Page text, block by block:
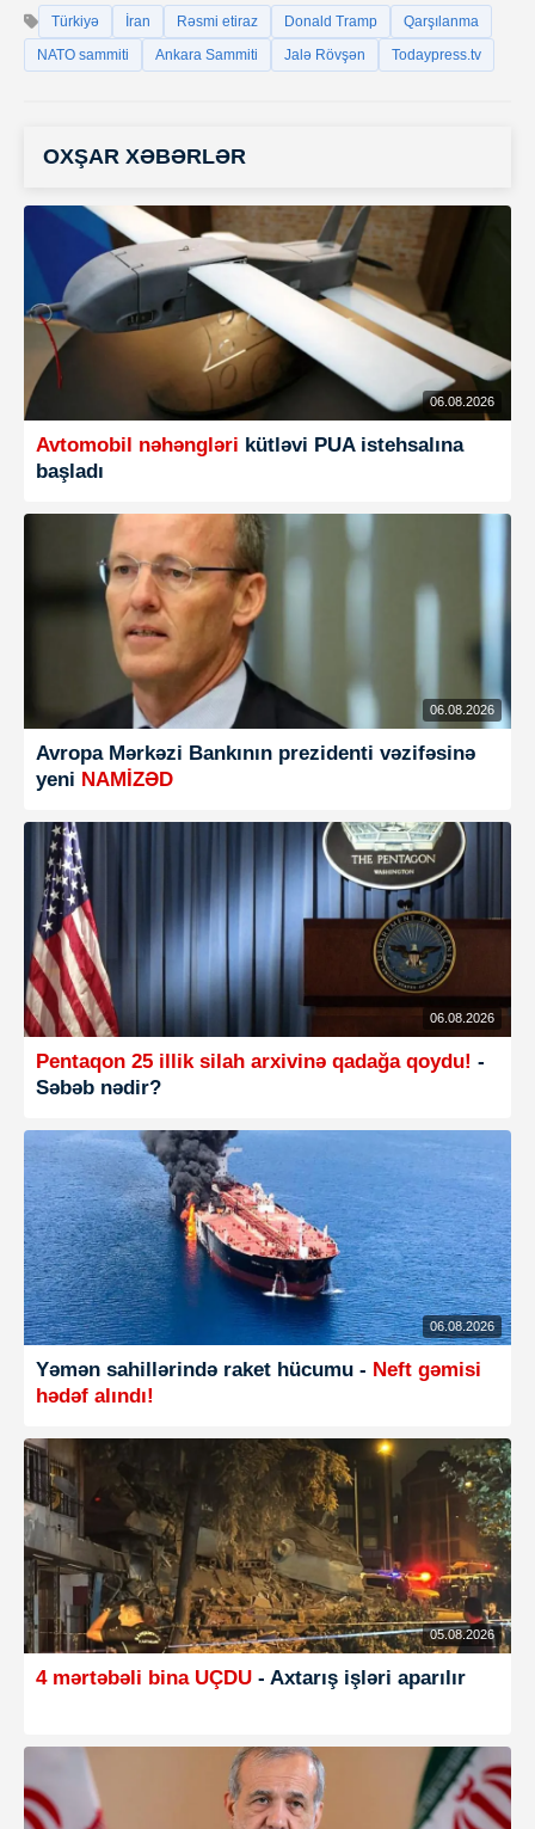
Türkiyə İran Rəsmi etiraz Donald Tramp
Qarşılanma
NATO sammiti
Ankara Sammiti Jalə Rövşən Todaypress.tv
OXŞAR XƏBƏRLƏR
06.08.2026
Avtomobil nəhəngləri kütləvi PUA istehsalına
başladı
06.08.2026
Avropa Mərkəzi Bankının prezidenti vəzifəsinə
yeni NAMİZƏD
06.08.2026
Pentaqon 25 illik silah arxivinə qadağa qoydu! -
Səbəb nədir?
06.08.2026
Yəmən sahillərində raket hücumu - Neft gəmisi
hədəf alındı!
05.08.2026
4 mərtəbəli bina UÇDU - Axtarış işləri aparılır